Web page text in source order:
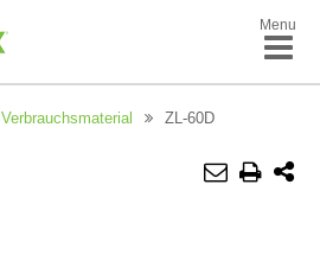
Menu
Verbrauchsmaterial ZL-60D